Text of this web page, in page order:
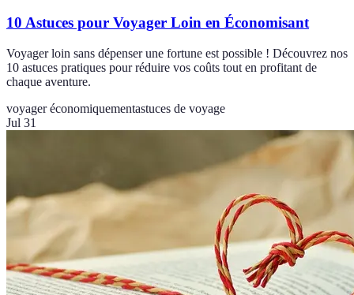
10 Astuces pour Voyager Loin en Économisant
Voyager loin sans dépenser une fortune est possible ! Découvrez nos
10 astuces pratiques pour réduire vos coûts tout en profitant de
chaque aventure.
voyager économiquementastuces de voyage
Jul 31